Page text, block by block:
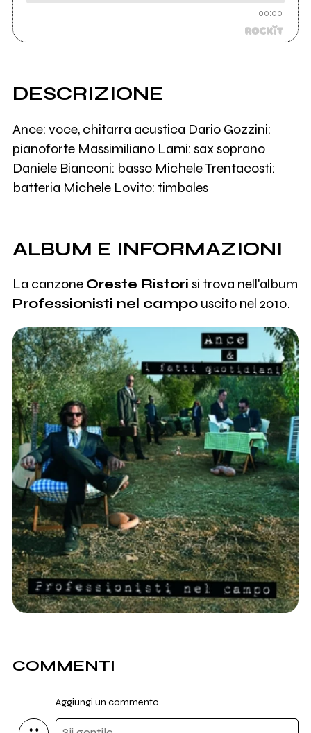
00:00
DESCRIZIONE
Ance: voce, chitarra acustica Dario Gozzini:
pianoforte Massimiliano Lami: sax soprano
Daniele Bianconi: basso Michele Trentacosti:
batteria Michele Lovito: timbales
ALBUM E INFORMAZIONI
La canzone Oreste Ristori si trova nell'album
Professionisti nel campouscito nel 2010.
COMMENTI
Aggiungi un commento